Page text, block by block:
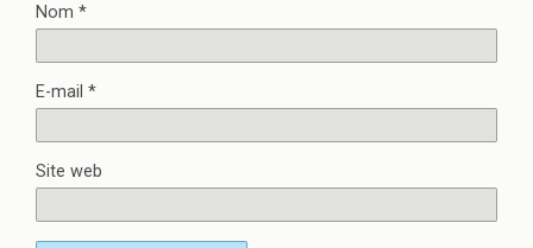
Nom *
E-mail *
Site web